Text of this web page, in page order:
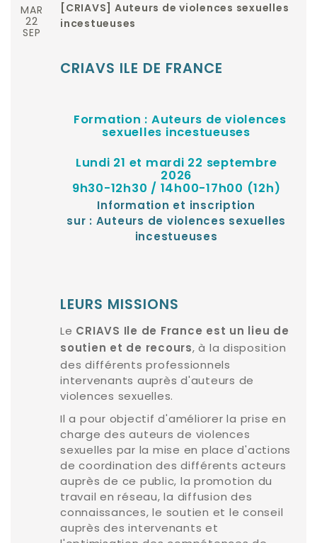
MAR
22
SEP
[CRIAVS] Auteurs de violences sexuelles
incestueuses
CRIAVS ILE DE FRANCE
Formation : Auteurs de violences
sexuelles incestueuses
Lundi 21 et mardi 22 septembre
2026
9h30-12h30 / 14h00-17h00 (12h)
Information et inscription
sur : Auteurs de violences sexuelles
incestueuses
LEURS MISSIONS
Le CRIAVS Ile de France est un lieu de
soutien et de recours, à la disposition
des différents professionnels
intervenants auprès d'auteurs de
violences sexuelles.
Il a pour objectif d'améliorer la prise en
charge des auteurs de violences
sexuelles par la mise en place d'actions
de coordination des différents acteurs
auprès de ce public, la promotion du
travail en réseau, la diffusion des
connaissances, le soutien et le conseil
auprès des intervenants et